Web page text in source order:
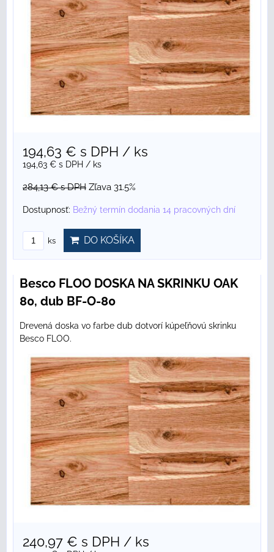
194,63 € s DPH / ks
194,63 € s DPH / ks
284,13 €s DPH Zľava 31.5%
Dostupnosť: Bežný termín dodania 14 pracovných dní
ks DO KOŠÍKA
Besco FLOO DOSKA NA SKRINKU OAK
80, dub BF-O-80
Drevená doska vo farbe dub dotvorí kúpeľňovú skrinku
Besco FLOO.
240,97 € s DPH / ks